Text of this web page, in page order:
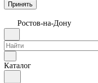
Принять
Ростов-на-Дону
Каталог